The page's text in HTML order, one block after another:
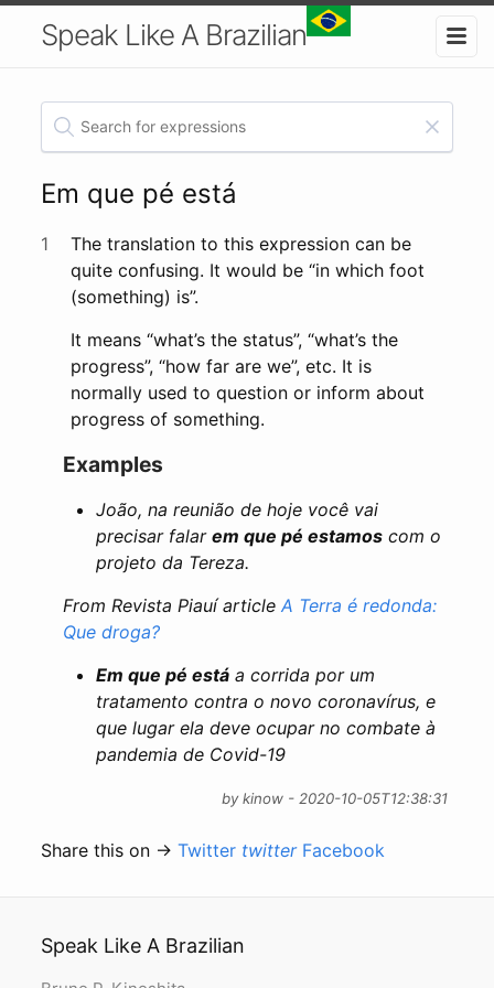
Speak Like A Brazilian
Em que pé está
1
The translation to this expression can be
quite confusing. It would be “in which foot
(something) is”.
It means “what’s the status”, “what’s the
progress”, “how far are we”, etc. It is
normally used to question or inform about
progress of something.
Examples
João, na reunião de hoje você vai
precisar falarem que pé estamos com o
projeto da Tereza.
From Revista Piauí articleA Terra é redonda:
Que droga?
Em que pé está a corrida por um
tratamento contra o novo coronavírus, e
que lugar ela deve ocupar no combate à
pandemia de Covid-19
by kinow - 2020-10-05T12:38:31
Share this on →Twitter twitter Facebook
Speak Like A Brazilian